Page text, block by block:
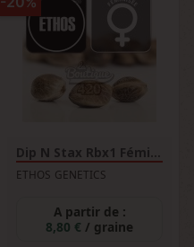
Dip N Stax Rbx1 Féminisée
ETHOS GENETICS
A partir de :
8,80 € / graine